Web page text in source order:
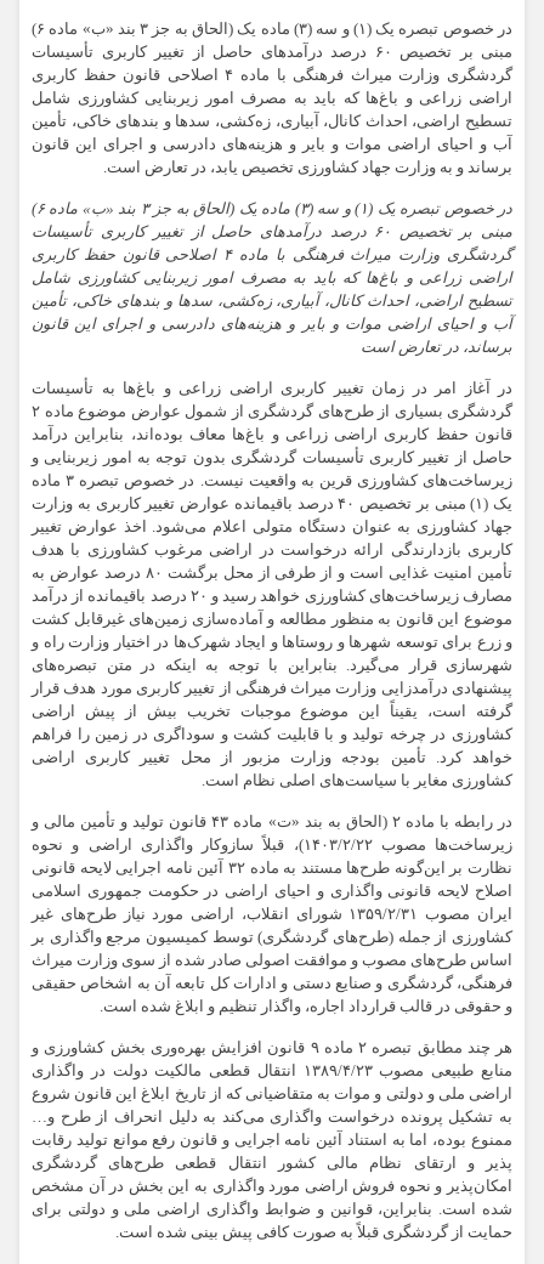
در خصوص
تبصره یک (۱) و سه (۳) ماده یک (الحاق به جز ۳ بند «ب» ماده ۶)
مبنی بر تخصیص ۶۰ درصد
درآمدهای
حاصل از تغییر کاربری تأسیسات
گردشگری وزارت میراث فرهنگی با ماده ۴ اصلاحی قانون حفظ کاربری
اراضی زراعی و باغ‌ها که باید به مصرف امور زیربنایی کشاورزی شامل
تسطیح اراضی، احداث کانال، آبیاری، زه‌کشی، سدها و بندهای خاکی، تأمین
آب و احیای اراضی موات و بایر و هزینه‌های دادرسی و اجرای این قانون
برساند و به وزارت جهاد کشاورزی تخصیص یابد، در تعارض است.
در خصوص
تبصره یک (۱) و سه (۳) ماده یک (الحاق به جز ۳ بند «ب» ماده ۶)
مبنی بر تخصیص ۶۰ درصد
درآمدهای حاصل از تغییر کاربری تأسیسات
گردشگری وزارت میراث فرهنگی با ماده ۴ اصلاحی قانون حفظ کاربری
اراضی زراعی و باغ‌ها که باید بهمصرف امور زیربنایی کشاورزی شامل
تسطیح اراضی، احداث کانال، آبیاری، زه‌کشی، سدها و بندهای خاکی، تأمین
آب و احیای اراضیموات و بایر و هزینه‌های دادرسی و اجرای این قانون
برساند، در تعارض است
در آغاز امر در زمان تغییر کاربری اراضی زراعی و باغ‌ها به تأسیسات
گردشگری بسیاری از طرح‌های گردشگری از شمول عوارض موضوع ماده ۲
قانون حفظ کاربری اراضی زراعی و باغ‌ها معاف بوده‌اند، بنابراین درآمد
حاصل از تغییر کاربری تأسیسات گردشگری بدون توجه به امور زیربنایی و
زیرساخت‌های کشاورزی قرین به واقعیت نیست. در خصوص
تبصره ۳ ماده
یک (۱) مبنی بر تخصیص ۴۰ درصد باقیمانده عوارض تغییر کاربری به وزارت
جهاد کشاورزی به عنوان دستگاه متولی اعلام می‌شود. اخذ عوارض تغییر
کاربری بازدارندگی ارائه درخواست در اراضی مرغوب کشاورزی با هدف
تأمین امنیت غذایی است و از طرفی از محل
برگشت ۸۰ درصد عوارض به
مصارف زیرساخت‌های کشاورزی خواهد رسید و ۲۰ درصد باقیمانده از درآمد
موضوع این قانون به منظور
مطالعه و آماده‌سازی زمین‌های غیرقابل کشت
وزرع برای توسعه شهرها و روستاها و ایجاد شهرک‌ها در اختیار وزارت راه و
شهرسازی قرار می‌گیرد. بنابراین باتوجه
به اینکه در متن تبصره‌های
پیشنهادی درآمدزایی وزارت میراث فرهنگی از تغییر کاربری مورد هدف قرار
گرفته است، یقیناً این موضوع موجبات تخریب بیش از پیش اراضی
کشاورزی در چرخه تولید و با قابلیت کشت و سوداگری در زمین را فراهم
خواهد کرد. تأمین بودجه وزارت مزبور از محل تغییر کاربری اراضی
کشاورزی مغایر با سیاست‌های اصلی نظام است.
در رابطه با
ماده ۲ (الحاق به بند «ت» ماده ۴۳ قانون تولید و تأمین مالی و
زیرساخت‌ها مصوب ۱۴۰۳/۲/۲۲)، قبلاً سازوکار واگذاری اراضی و نحوه
نظارت بر این‌گونه طرح‌ها مستند به ماده ۳۲ آئین نامه اجرایی لایحه قانونی
اصلاح لایحه قانونی واگذاری و احیای اراضی در حکومت جمهوری اسلامی
ایران مصوب ۱۳۵۹/۲/۳۱ شورای انقلاب، اراضی مورد نیاز طرح‌های غیر
کشاورزی از جمله (طرح‌های گردشگری) توسط کمیسیون مرجع واگذاری بر
اساس طرح‌های مصوب و موافقت اصولی صادر شده از سوی وزارت میراث
فرهنگی، گردشگری و صنایع دستی و ادارات کل تابعه آن به اشخاص حقیقی
و حقوقی در قالب قرارداد اجاره، واگذار تنظیم و ابلاغ شده است.
هر چند مطابق تبصره ۲ ماده ‎٩‏ قانون افزایش بهره‌وری بخش کشاورزی و
منابع طبیعی مصوب ۱۳۸۹/۴/۲۳ انتقال قطعی مالکیت دولت در واگذاری
اراضی ملی و دولتی و مواتبه متقاضیانی که از تاریخ ابلاغ این قانون شروع
به تشکیل پرونده درخواست واگذاری می‌کند به دلیل انحراف از طرح و…
ممنوع بوده، اما به استناد آئین نامه اجرایی و قانون رفع موانعتولید رقابت
پذیر و ارتقای نظام مالی کشور انتقال قطعی طرح‌های گردشگری
امکان‌پذیر و نحوه فروش اراضی مورد واگذاری به این بخش در آن مشخص
شده است. بنابراین، قوانین و ضوابط واگذاری اراضی ملی و دولتی برای
حمایت از گردشگری قبلاً به صورت کافی پیش بینی شده است.